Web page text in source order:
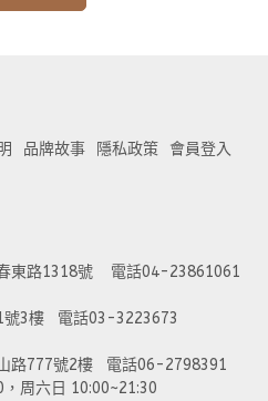
品牌故事 隱私政策
會員登入
東路1318號    電話04-23861061
號3樓   電話03-3223673
路777號2樓   電話06-2798391
周六日 10:00~21:30